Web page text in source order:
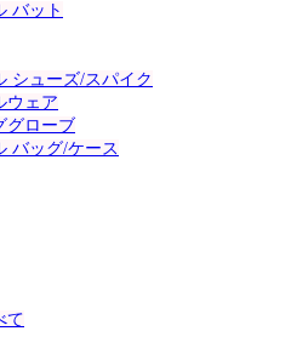
バット
シューズ/スパイク
ウェア
グローブ
バッグ/ケース
て